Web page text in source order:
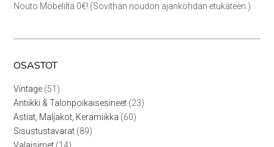
Nouto Möbeliltä 0€! (Sovithan noudon ajankohdan etukäteen.)
OSASTOT
Vintage 51 51
tuotetta
Antiikki & Talonpoikaisesineet 2323
Astiat, Maljakot, Keramiikka 6060
Sisustustavarat 8989
14